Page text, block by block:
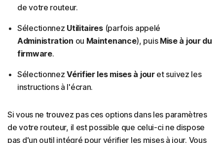
de votre routeur.
Sélectionnez Utilitaires(parfois appelé
Administration ou Maintenance), puis Mise à jour du
firmware.
SélectionnezVérifier les mises à jouret suivez les
instructions à l'écran.
Si vous ne trouvez pas ces options dans les paramètres
de votre routeur, il est possible que celui-ci ne dispose
pas d'un outil intégré pour vérifier les mises à jour. Vous